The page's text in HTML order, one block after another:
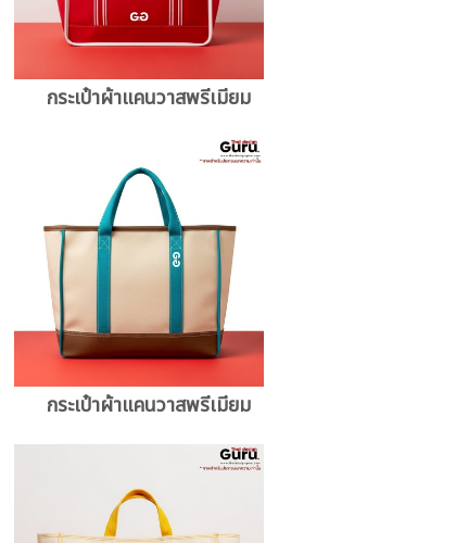
กระเป๋าผ้าแคนวาสพรีเมียม
กระเป๋าผ้าแคนวาสพรีเมียม